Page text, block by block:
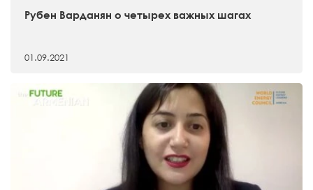
Рубен Варданян о четырех важных шагах
01.09.2021